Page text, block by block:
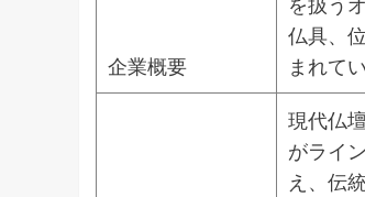
企業概要
仏具、
まれて
現代仏
がライ
え、伝